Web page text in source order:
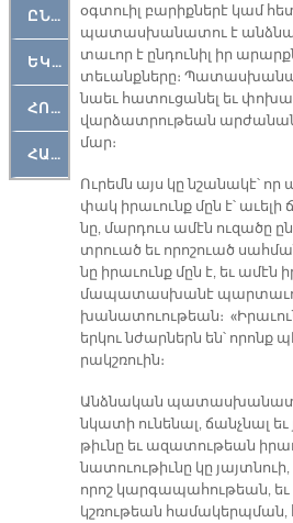
ԸՆԿԵՐԱՄՇԱԿՈՒԹԱՅԻՆ
ԵԿԵՂԵՑԱԿԱՆ
ՀՈԳԵՄՏԱՒՈՐ
ՀԱՐԹԱԿ
օգ­տուիլ բա­րիք­նե­րէ կամ
պա­տաս­խա­նա­տու է
տա­ւոր է ըն­դու­նիլ իր
տե­ւանք­նե­րը։
նաեւ հա­տու­ցա­նել եւ
վար­ձատ­րու­թեան
մար։
Ու­րեմն այս կը նշա­նա­կէ՝
փակ ի­րա­ւունք մըն է՝ ա­ւե­լի
նը, մար­դուս ա­մէն ու­զա­ծը
տրուած եւ ո­րո­շուած
նը ի­րա­ւունք մըն է, եւ ա­մէն
մա­պա­տաս­խա­նէ
խա­նա­տուու­թեան։
եր­կու նժար­ներն են՝
րակշ­ռուին։
Անձ­նա­կան
նկա­տի ու­նե­նալ, ճանչ­նալ
թիւ­նը եւ ա­զա­տու­թեան
նա­տուու­թիւ­նը կը
ո­րոշ կար­գա­պա­հու­թեան,
կշ­­ռու­թեան հա­մա­կերպ­ման,